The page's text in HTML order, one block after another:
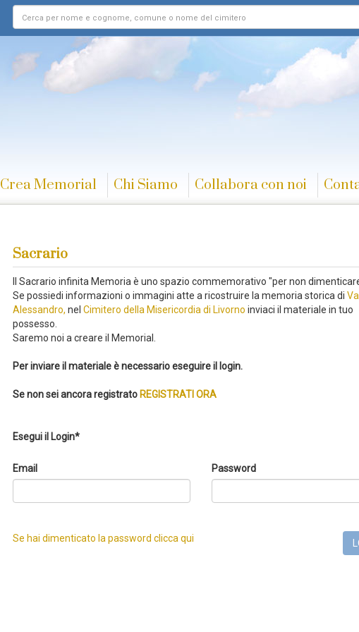
Crea Memorial Chi Siamo Collabora con noi
Sacrario
Il Sacrario infinita Memoria è uno spazio commemorativo "per non
Se possiedi informazioni o immagini atte a ricostruire la memoria storica di
Alessandro, nel Cimitero della Misericordia di Livorno inviaci il materiale in tuo
possesso.
Saremo noi a creare il Memorial.
Per inviare il materiale è necessario eseguire il login.
Se non sei ancora registrato REGISTRATI ORA
Esegui il Login*
Email Password
Se hai dimenticato la password clicca qui